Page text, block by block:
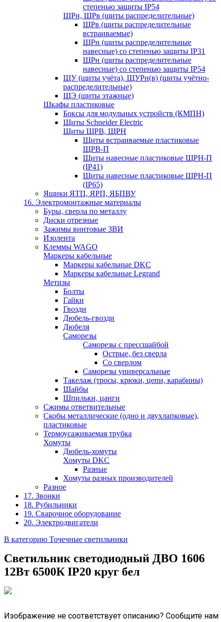
степенью защиты IP54
ЩРн, ЩРв (щиты распределительные)
ЩРв (щиты распределительные
встраиваемые)
ЩРн (щиты распределительные
навесные) со степенью защиты IP31
ЩРн (щиты распределительные
навесные) со степенью защиты IP54
ЩУ (щиты учёта), ЩУРн(в) (щиты учётно-
распределительные)
ЩЭ (щиты этажные)
Шкафы пластиковые
Боксы для модульных устройств (КМПН)
Щиты Schneider Electric
Щиты ЩРВ, ЩРН
Щиты встраиваемые пластиковые
ЩРВ-П
Щиты навесные пластиковые ЩРН-П
(IP41)
Щиты навесные пластиковые ЩРН-П
(IP65)
Ящики ЯТП, ЯРП, ЯБПВУ
16. Электромонтажные материалы
Буры, сверла по металлу
Диски отрезные
Зажимы винтовые ЗВИ
Изолента
Клеммы WAGO
Маркеры кабельные
Маркеры кабельные DKC
Маркеры кабельные Legrand
Метизы
Болты
Гайки
Гвозди
Дюбель-гвозди
Дюбеля
Саморезы
Саморезы с прессшайбой
Острые, без сверла
Со сверлом
Саморезы универсальные
Такелаж (тросы, крюки, цепи, карабины)
Шайбы
Шпильки, цанги
Сжимы ответвительные
Скобы металлические (одно и двухлапковые),
пластиковые
Термоусаживаемая трубка
Хомуты
Дюбель-хомуты
Хомуты DKC
Разные
Хомуты разных производителей
Разное
17. Звонки
18. Рубильники
19. Сварочное оборудование
20. Электродвигатели
В категорию Точечные светильники
Светильник светодиодный ДВО 1606
12Вт 6500К IP20 круг бел
Изображение не соответствует описанию? Сообщите нам